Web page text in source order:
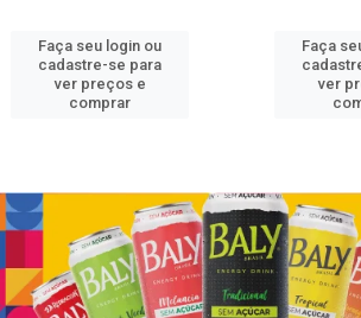
Faça seu login ou
cadastre-se para
ver preços e
comprar
Faça
ver